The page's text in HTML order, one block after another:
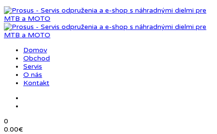
Domov
Obchod
Servis
O nás
Kontakt
0
0.00€